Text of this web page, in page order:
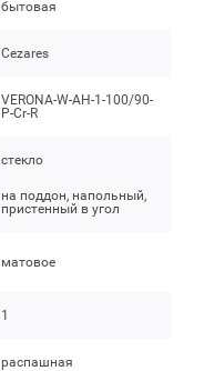
бытовая
Cezares
VERONA-W-AH-1-100/90-
P-Cr-R
стекло
на поддон, напольный,
пристенный в угол
матовое
1
распашная